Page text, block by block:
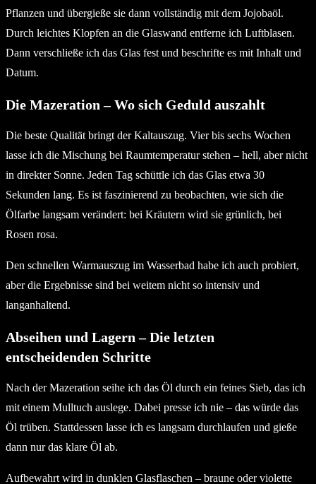
Pflanzen und übergieße sie dann vollständig mit dem Jojobaöl.
Durch leichtes Klopfen an die Glaswand entferne ich Luftblasen.
Dann verschließe ich das Glas fest und beschrifte es mit Inhalt und
Datum.
Die Mazeration – Wo sich Geduld auszahlt
Die beste Qualität bringt der Kaltauszug. Vier bis sechs Wochen
lasse ich die Mischung bei Raumtemperatur stehen – hell, aber nicht
in direkter Sonne. Jeden Tag schüttle ich das Glas etwa 30
Sekunden lang. Es ist faszinierend zu beobachten, wie sich die
Ölfarbe langsam verändert: bei Kräutern wird sie grünlich, bei
Rosen rosa.
Den schnellen Warmauszug im Wasserbad habe ich auch probiert,
aber die Ergebnisse sind bei weitem nicht so intensiv und
langanhaltend.
Abseihen und Lagern – Die letzten
entscheidenden Schritte
Nach der Mazeration seihe ich das Öl durch ein feines Sieb, das ich
mit einem Mulltuch auslege. Dabei presse ich nie – das würde das
Öl trüben. Stattdessen lasse ich es langsam durchlaufen und gieße
dann nur das klare Öl ab.
Aufbewahrt wird in dunklen Glasflaschen – braune oder violette